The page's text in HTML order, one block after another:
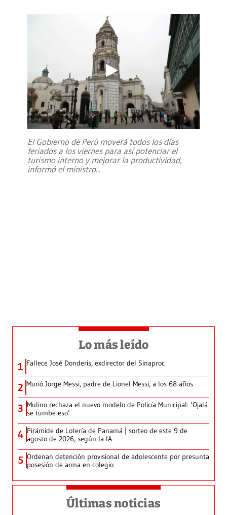
El Gobierno de Perú moverá todos los días
feriados a los viernes para así potenciar el
turismo interno y mejorar la productividad,
informó el ministro...
Lo más leído
1 Fallece José Donderis, exdirector del Sinaproc
2 Murió Jorge Messi, padre de Lionel Messi, a los 68 años
3 Mulino rechaza el nuevo modelo de Policía Municipal: ‘Ojalá
se tumbe eso’
4 Pirámide de Lotería de Panamá | sorteo de este 9 de
agosto de 2026, según la IA
5 Ordenan detención provisional de adolescente por presunta
posesión de arma en colegio
Últimas noticias